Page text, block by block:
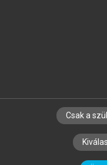
SZERZŐKNEK
Csak a